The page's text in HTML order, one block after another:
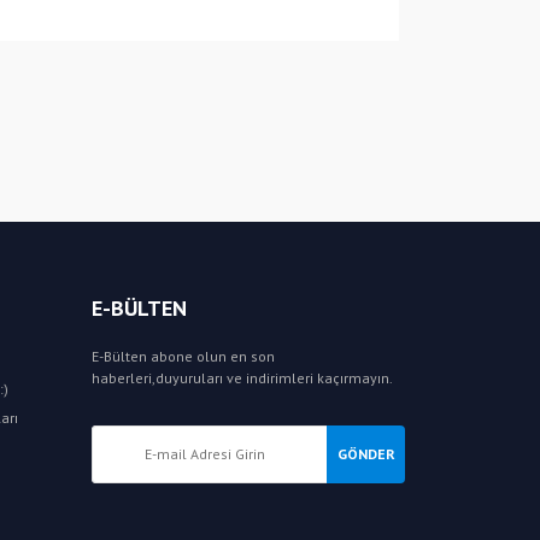
E-BÜLTEN
E-Bülten abone olun en son
haberleri,duyuruları ve indirimleri kaçırmayın.
GÖNDER